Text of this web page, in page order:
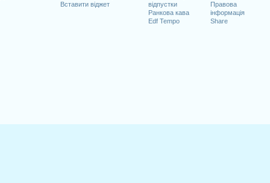
Вставити віджет
відпустки
Ранкова кава
Edf Tempo
Правова
інформація
Share